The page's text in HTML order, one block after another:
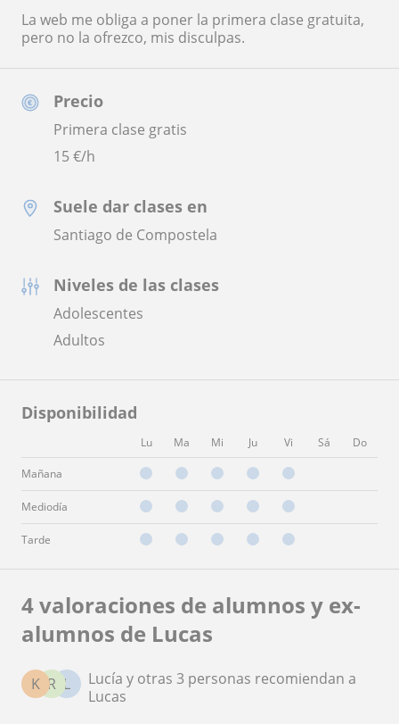
Precio
Primera clase gratis
15€/h
Suele dar clases en
Santiago de Compostela
Niveles de las clases
Adolescentes
Adultos
Disponibilidad
Lu Ma Mi Ju Vi Sá Do
Mañana
Mediodía
Tarde
La web me obliga a poner la primera clase gratuita,
pero no la ofrezco, mis disculpas.
4 valoraciones de alumnos y ex-
alumnos de Lucas
L
R
K
Lucía y otras 3 personas recomiendan a
Lucas